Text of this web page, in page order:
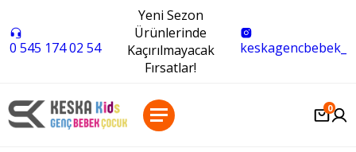
0 545 174 02 54
Yeni Sezon
Ürünlerinde
Kaçırılmayacak
Fırsatlar!
keskagencbebek_
0